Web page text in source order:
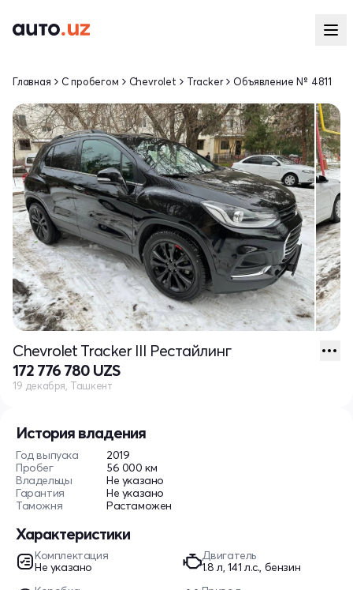
История владения
Год выпуска
2019
Пробег
56 000 км
Владельцы
Не указано
Гарантия
Не указано
Таможня
Растаможен
Характеристики
Комплектация
Не указано
Двигатель
1.8 л, 141 л.с., бензин
Главная С пробегом Chevrolet Tracker Объявление № 4811
Chevrolet Tracker III Рестайлинг
172 776 780 UZS
19 декабря, Ташкент